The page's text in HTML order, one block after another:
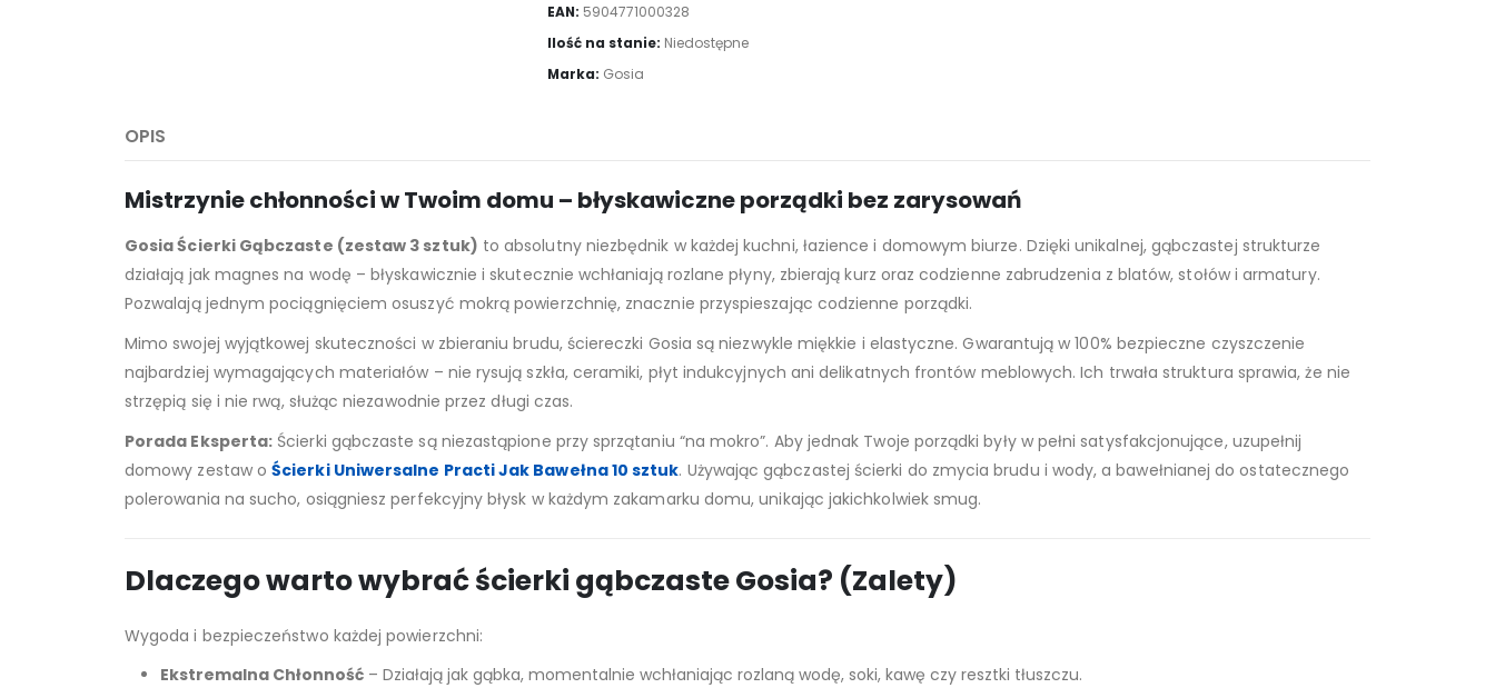
EAN: 5904771000328
Ilość na stanie: Niedostępne
Marka: Gosia
OPIS
Mistrzynie chłonności w Twoim domu – błyskawiczne porządki bez zarysowań
Gosia Ścierki Gąbczaste (zestaw 3 sztuk) to absolutny niezbędnik w każdej kuchni, łazience i domowym biurze. Dzięki unikalnej, gąbczastej strukturze
działają jak magnes na wodę – błyskawicznie i skutecznie wchłaniają rozlane płyny, zbierają kurz oraz codzienne zabrudzenia z blatów, stołów i armatury.
Pozwalają jednym pociągnięciem osuszyć mokrą powierzchnię, znacznie przyspieszając codzienne porządki.
Mimo swojej wyjątkowej skuteczności w zbieraniu brudu, ściereczki Gosia są niezwykle miękkie i elastyczne. Gwarantują w 100% bezpieczne czyszczenie
najbardziej wymagających materiałów – nie rysują szkła, ceramiki, płyt indukcyjnych ani delikatnych frontów meblowych. Ich trwała struktura sprawia, że nie
strzępią się i nie rwą, służąc niezawodnie przez długi czas.
Porada Eksperta: Ścierki gąbczaste są niezastąpione przy sprzątaniu “na mokro”. Aby jednak Twoje porządki były w pełni satysfakcjonujące, uzupełnij
domowy zestaw oŚcierki Uniwersalne Practi Jak Bawełna 10 sztuk. Używając gąbczastej ścierki do zmycia brudu i wody, a bawełnianej do ostatecznego
polerowania na sucho, osiągniesz perfekcyjny błysk w każdym zakamarku domu, unikając jakichkolwiek smug.
Dlaczego warto wybrać ścierki gąbczaste Gosia? (Zalety)
Wygoda i bezpieczeństwo każdej powierzchni:
Ekstremalna Chłonność – Działają jak gąbka, momentalnie wchłaniając rozlaną wodę, soki, kawę czy resztki tłuszczu.